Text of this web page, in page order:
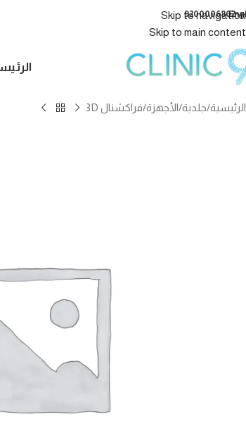
Skip to navigation
Skip to main content
9200006802
الرئيسية جلدية الأجهزة فراكشنال 3D